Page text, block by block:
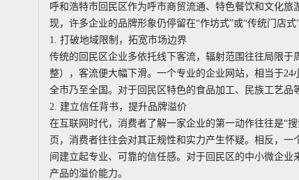
呼和浩特市回民区作为呼市商贸流通、特色餐饮和文化
现，许多企业的品牌形象仍停留在“作坊式”或“传统门店
1. 打破地域限制，拓宽市场边界
传统的回民区企业多依托线下客流，辐射范围往往局限
整），客流便大幅下滑。一个专业的企业网站，相当于24
全市乃至全国。对于回民区特色的食品加工、民族工艺品
2. 建立信任背书，提升品牌溢价
在互联网时代，消费者了解一家企业的第一动作往往是“
页，消费者往往会对其正规性和实力产生怀疑。相反，
间建立起专业、可靠的信任感。对于回民区的中小微企业
产品的溢价能力。